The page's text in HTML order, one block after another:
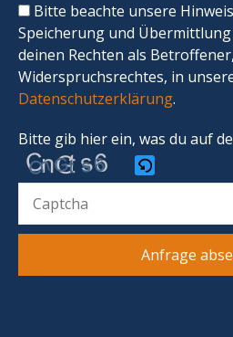
Bitte beachte unsere
Speicherung und
deinen Rechten als
Widerspruchsrechtes, in
Datenschutzerklärung.
Bitte gib hier ein, was du auf
Bitte
die